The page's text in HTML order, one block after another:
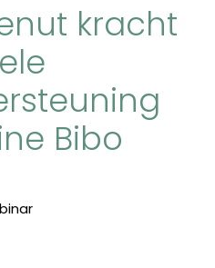
kracht
Bibo